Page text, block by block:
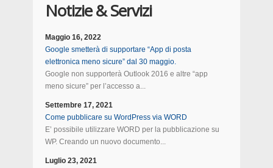
Notizie & Servizi
Maggio 16, 2022
Google smetterà di supportare “App di posta
elettronica meno sicure” dal 30 maggio.
Google non supporterà Outlook 2016 e altre “app
meno sicure” per l’accesso a...
Settembre 17, 2021
Come pubblicare su WordPress via WORD
E’ possibile utilizzare WORD per la pubblicazione su
WP. Creando un nuovo documento...
Luglio 23, 2021